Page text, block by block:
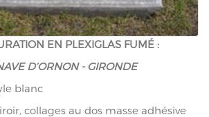
EN PLEXIGLAS FUMÉ :
D’ORNON - GIRONDE
blanc
collages au dos masse adhésive